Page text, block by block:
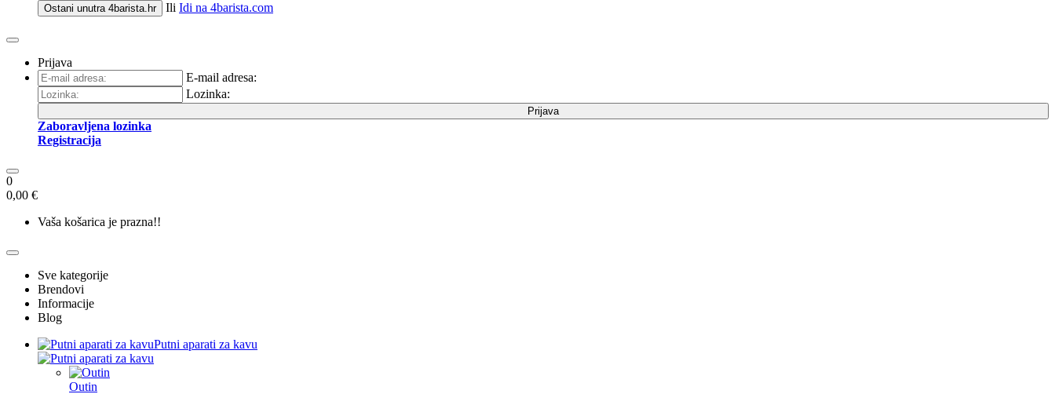
Ostani unutra 4barista.hr Ili Idi na 4barista.com
Prijava
E-mail adresa:
Lozinka:
Prijava
Zaboravljena lozinka
Registracija
0
0,00 €
Vaša košarica je prazna!!
Sve kategorije
Brendovi
Informacije
Blog
Putni aparati za kavu
Outin